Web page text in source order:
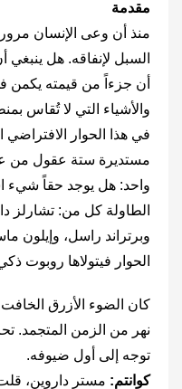
مقدمة
منذ أن وعى الإنسان
السبل لإنفاقه. هل ينبغي
أن جزءاً من قيمته يكمن
والأشياء التي لا تُقاس
في هذا الحوار
مستديرة ستة عقول من
واحد: هل يوجد حقاً
الطاولة كل من: تشارلز
وبرتراند راسل، وإيلون
الحوار فيتولاها روبوت
كان الضوء الأزرق الخافت
نهر من الزمن المتجمد.
توجه إلى أول ضيوفه.
كوانتم: مستر داروين،